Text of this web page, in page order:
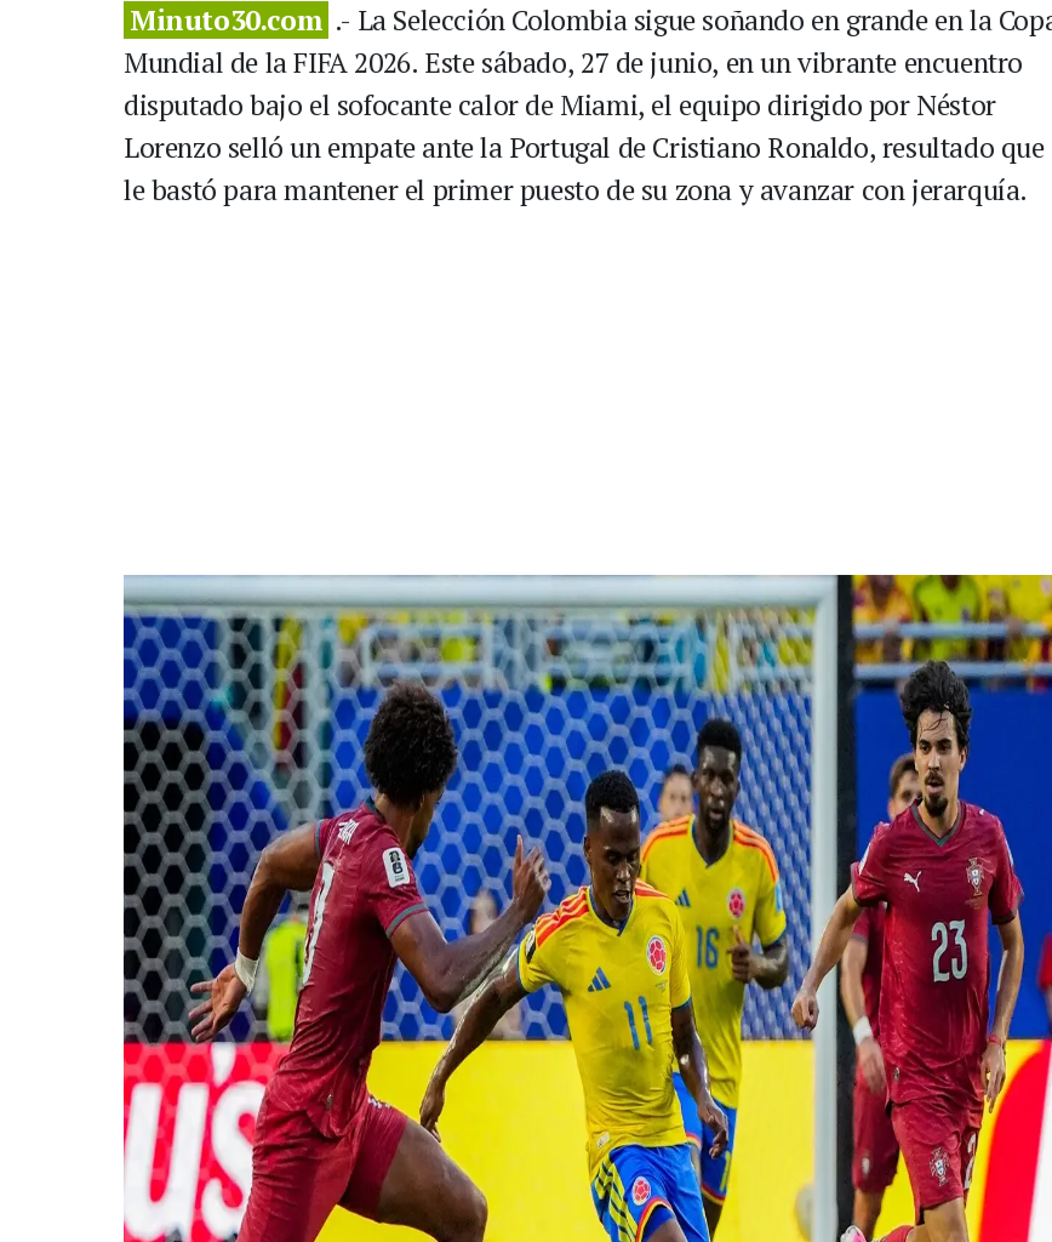
Minuto30.com .- La Selección Colombia sigue soñando en grande en la
Mundial de la FIFA 2026. Este sábado, 27 de junio, en un vibrante encuentro
disputado bajo el sofocante calor de Miami, el equipo dirigido por Néstor
Lorenzo selló un empate ante la Portugal de Cristiano Ronaldo, resultado que
le bastó para mantener el primer puesto de su zona y avanzar con jerarquía.